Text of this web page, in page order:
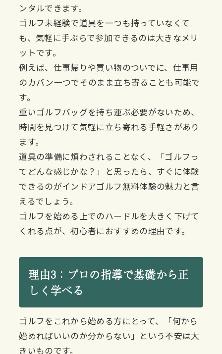
ンタルできます。
ゴルフ未経験で道具を一つも持っていなくて
も、気軽に手ぶらで参加できるのは大きなメリ
ットです。
例えば、仕事帰りや買い物のついでに、仕事用
のカバン一つでそのまま立ち寄ることも可能で
す。
重いゴルフバッグを持ち運ぶ必要がないため、
時間を見つけて気軽に立ち寄れる手軽さがあり
ます。
道具の準備に煩わされることなく、「ゴルフっ
てどんな感じかな？」と思ったら、すぐに体験
できるのがインドアゴルフ無料体験の魅力と言
えるでしょう。
ゴルフを始める上でのハードルを大きく下げて
くれる点が、初心者におすすめの理由です。
理由3：プロの指導で基礎から正
しく学べる
ゴルフをこれから始める方にとって、「何から
始めればいいのか分からない」という不安は大
きいものです。